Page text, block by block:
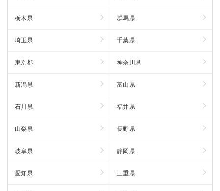
栃木県 群馬県
埼玉県 千葉県
東京都 神奈川県
新潟県 富山県
石川県 福井県
山梨県 長野県
岐阜県 静岡県
愛知県 三重県